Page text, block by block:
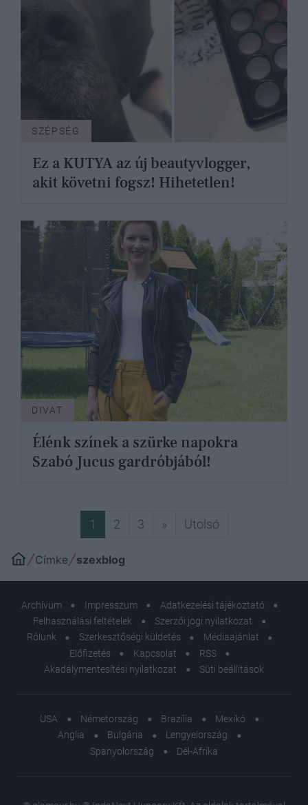
SZÉPSÉG
Ez a KUTYA az új beautyvlogger,
akit követni fogsz! Hihetetlen!
DIVAT
Élénk színek a szürke napokra
Szabó Jucus gardróbjából!
1 2 3 »Következő
UtolsóUtolsó
Címke szexblog
Archívum Impresszum
Adatkezelési tájékoztató
Felhasználási feltételek
Szerzői jogi nyilatkozat
Rólunk
Szerkesztőségi küldetés
Médiaajánlat
Előfizetés
Kapcsolat
RSS
Akadálymentesítési nyilatkozat
Süti beállítások
USA Németország Brazília
Mexikó
Anglia
Bulgária
Lengyelország
Spanyolország
Dél-Afrika